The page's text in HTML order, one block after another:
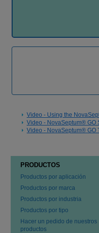
Video - Using the
Video - NovaSeptum® GO
Video - NovaSeptum® GO
PRODUCTOS
Productos por aplicación
Productos por marca
Productos por industria
Productos por tipo
Hacer un pedido de nuestros
productos